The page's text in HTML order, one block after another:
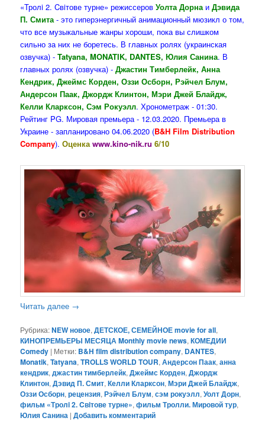
«Тролi 2. Cвiтове турне» режиссеров Уолта Дорна иДэвида
П. Смита - это гиперэнергичный анимационный мюзикл о том,
что все музыкальные жанры хороши, пока вы слишком
сильно за них не боретесь. В главных ролях (украинская
озвучка) -Tatyana, MONATIK, DANTES, Юлия Санина. В
главных ролях (озвучка) -Джастин Тимберлейк, Анна
Кендрик, Джеймс Корден, Оззи Осборн, Рэйчел Блум,
Андерсон Паак, Джордж Клинтон, Мэри Джей Блайдж,
Келли Кларксон, Сэм Рокуэлл. Хронометраж - 01:30.
Рейтинг PG. Мировая премьера - 12.03.2020. Премьера в
Украине - запланировано 04.06.2020 (B&H Film Distribution
Company).Оценкаwww.kino-nik.ru 6/10
Читать далее →
Рубрика:NEW новое,ДЕТСКОЕ, СЕМЕЙНОЕ movie for all,
КИНОПРЕМЬЕРЫ МЕСЯЦА Monthly movie news,КОМЕДИИ
Comedy | Метки: B&H film distribution company, DANTES,
Monatik,Tatyana,TROLLS WORLD TOUR,Андерсон Паак,анна
кендрик,джастин тимберлейк,Джеймс Корден,Джордж
Клинтон,Дэвид П. Смит,Келли Кларксон,Мэри Джей Блайдж,
Оззи Осборн,рецензия,Рэйчел Блум,сэм рокуэлл,Уолт Дорн,
фильм «Тролi 2. Cвiтове турне»,фильм Тролли. Мировой тур,
Юлия Санина |Добавить комментарий